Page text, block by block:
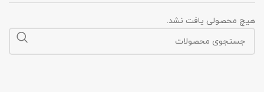
هیچ محصولی یافت نشد.